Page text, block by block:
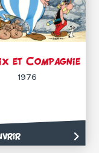
et Compagnie
1976